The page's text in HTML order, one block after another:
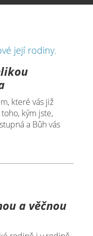
které vás již
kým jste,
a Bůh vás
a věčnou